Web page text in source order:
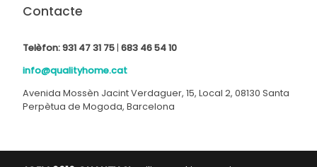
Contacte
Telèfon:931 47 31 75 | 683 46 54 10
info@qualityhome.cat
Avenida Mossèn Jacint Verdaguer, 15, Local 2, 08130 Santa
Perpètua de Mogoda, Barcelona